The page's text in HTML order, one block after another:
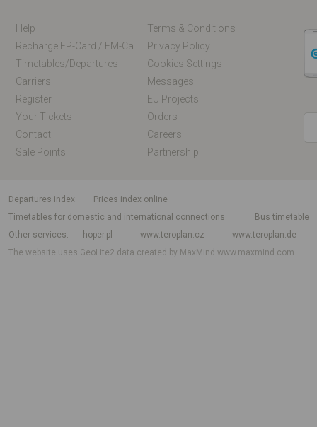
Help
Terms & Conditions
Privacy Policy
Timetables/departures
Cookies Settings
Carriers
Messages
Register
EU Projects
Your Tickets
Orders
Contact
Careers
Sale Points
Partnership
departures index
Prices index online
Timetables for domestic and international connections
Bus timetable
Other services
hoper.pl www.teroplan.cz
www.teroplan.de
The website uses GeoLite2 data created by MaxMindwww.maxmind.com